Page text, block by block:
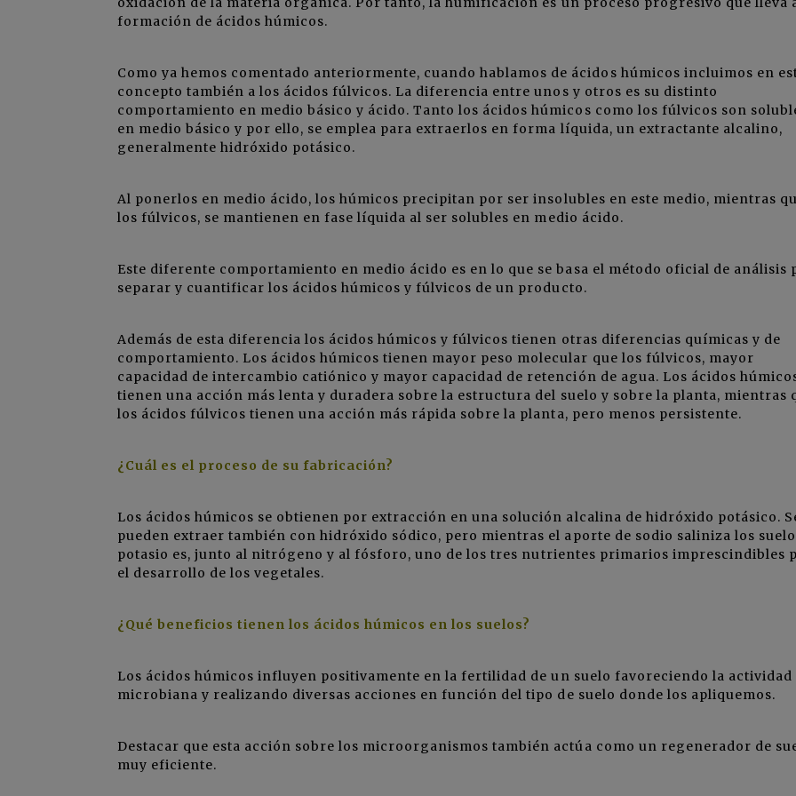
formación de ácidos húmicos.
Como ya hemos comentado anteriormente, cuando hablamos de ácidos húmicos incluimos en
concepto también a los ácidos fúlvicos. La diferencia entre unos y otros es su distinto
comportamiento en medio básico y ácido. Tanto los ácidos húmicos como los fúlvicos son
en medio básico y por ello, se emplea para extraerlos en forma líquida, un extractante alcalino,
generalmente hidróxido potásico.
Al ponerlos en medio ácido, los húmicos precipitan por ser insolubles en este medio, mientras
los fúlvicos, se mantienen en fase líquida al ser solubles en medio ácido.
Este diferente comportamiento en medio ácido es en lo que se basa el método oficial de análisis
separar y cuantificar los ácidos húmicos y fúlvicos de un producto.
Además de esta diferencia los ácidos húmicos y fúlvicos tienen otras diferencias químicas y de
comportamiento. Los ácidos húmicos tienen mayor peso molecular que los fúlvicos, mayor
capacidad de intercambio catiónico y mayor capacidad de retención de agua. Los ácidos
tienen una acción más lenta y duradera sobre la estructura del suelo y sobre la planta, mientras
los ácidos fúlvicos tienen una acción más rápida sobre la planta, pero menos persistente.
¿Cuál es el proceso de su fabricación?
Los ácidos húmicos se obtienen por extracción en una solución alcalina de hidróxido potásico.
pueden extraer también con hidróxido sódico, pero mientras el aporte de sodio saliniza los
potasio es, junto al nitrógeno y al fósforo, uno de los tres nutrientes primarios imprescindibles
el desarrollo de los vegetales.
¿Qué beneficios tienen los ácidos húmicos en los suelos?
Los ácidos húmicos influyen positivamente en la fertilidad de un suelo favoreciendo la actividad
microbiana y realizando diversas acciones en función del tipo de suelo donde los apliquemos.
Destacar que esta acción sobre los microorganismos también actúa como un regenerador de
muy eficiente.